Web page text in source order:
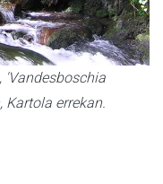
'Vandesboschia
errekan.